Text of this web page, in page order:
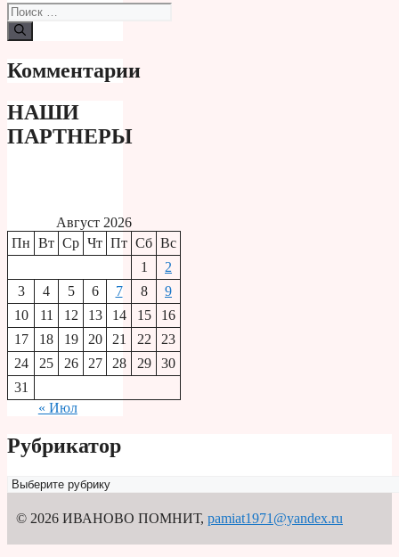
Поиск:
Комментарии
НАШИ
ПАРТНЕРЫ
Август 2026
Пн Вт Ср Чт Пт Сб Вс
1
2
3
4 5 6 7 8
9
10
11 12 13 14 15
16
17
18 19 20 21 22
23
24
25 26 27 28 29
30
31
« Июл
Рубрикатор
Рубрикатор
© 2026 ИВАНОВО ПОМНИТ, pamiat1971@yandex.ru